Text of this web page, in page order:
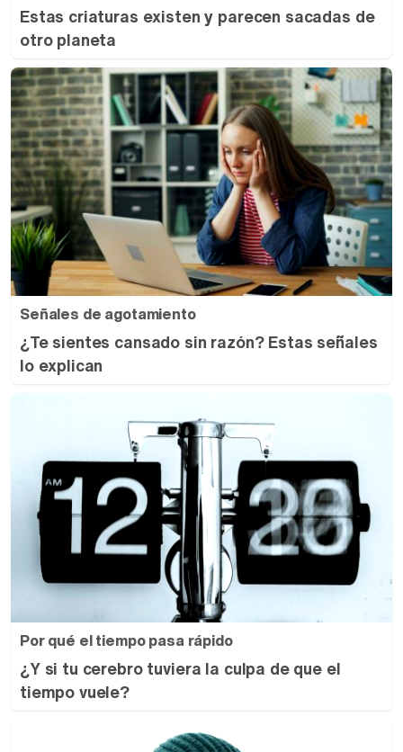
Estas criaturas existen y parecen sacadas de
otro planeta
Señales de agotamiento
¿Te sientes cansado sin razón? Estas señales
lo explican
Por qué el tiempo pasa rápido
¿Y si tu cerebro tuviera la culpa de que el
tiempo vuele?